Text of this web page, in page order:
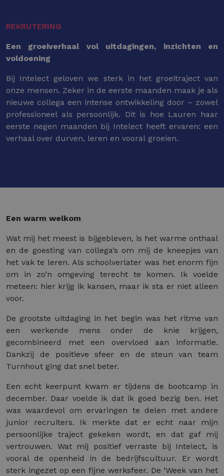
REKRUTERING
Een groeiverhaal vol uitdagingen, inzichten en
voldoening
Bij Intelect geloven we sterk in het groeitraject van
onze mensen. Zeker in de eerste maanden maak je als
nieuwe collega een intense ontwikkeling door – zowel
professioneel als persoonlijk. Dit is hoe Lauren haar
eerste negen maanden bij Intelect heeft ervaren: een
verhaal over durven, leren en vooral groeien.
Een warm welkom
Wat mij het meest is bijgebleven, is het warme onthaal
en de goesting van collega’s om mij de kneepjes van
het vak te leren. Als schoolverlater was het enorm fijn
om in zo’n omgeving terecht te komen. Ik voelde
meteen: hier krijg ik kansen, maar ik sta er niet alleen
voor.
De grootste uitdaging in het begin was het ritme van
een werkende mens onder de knie krijgen,
gecombineerd met een overvloed aan informatie.
Dankzij de positieve sfeer en de steun van team
Turnhout ging dat snel beter.
Een echt keerpunt kwam er tijdens de bootcamp in
december. Daar voelde ik dat ik goed bezig ben. Het
was waardevol om ervaringen te delen met andere
junior recruiters. Ik merkte dat er echt naar mijn
persoonlijke traject gekeken wordt, en dat gaf mij
vertrouwen. Wat mij positief verraste bij Intelect, is
vooral de openheid in de bedrijfscultuur. Er wordt
sterk ingezet op een fijne werksfeer. De ‘Week van het